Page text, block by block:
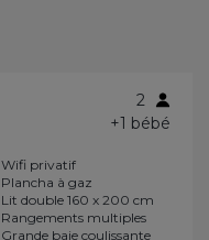
2
+1 bébé
Wifi privatif
Plancha à gaz
Lit double 160 x 200 cm
Rangements multiples
Grande baie coulissante